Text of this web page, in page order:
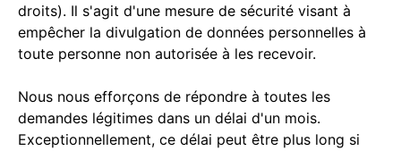
droits). Il s'agit d'une mesure de sécurité visant à
empêcher la divulgation de données personnelles à
toute personne non autorisée à les recevoir.
Nous nous efforçons de répondre à toutes les
demandes légitimes dans un délai d'un mois.
Exceptionnellement, ce délai peut être plus long si